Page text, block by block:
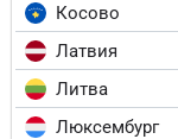
Косово
Латвия
Литва
Люксембург